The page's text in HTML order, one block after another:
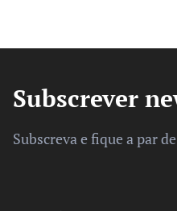
Subscrever
Subscreva e fique a par